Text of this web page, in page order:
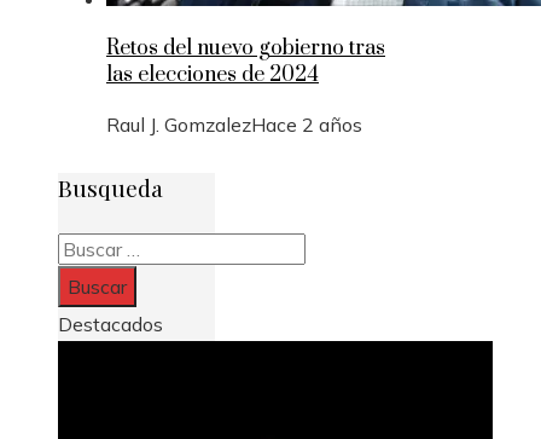
Retos del nuevo gobierno tras
las elecciones de 2024
Raul J. GomzalezHace 2 años
Busqueda
Buscar:
Destacados